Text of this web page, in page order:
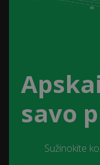
savo
Sužinokite